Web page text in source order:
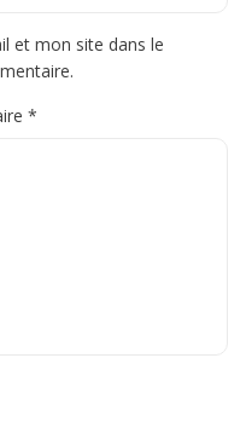
*
et mon site dans le